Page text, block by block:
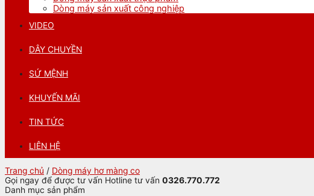
Dòng máy sản xuất công nghiệp
VIDEO
DÂY CHUYỀN
SỨ MỆNH
KHUYẾN MÃI
TIN TỨC
LIÊN HỆ
Trang chủ / Dòng máy hơ màng co
Gọi ngay để được tư vấn Hotline tư vấn 0326.770.772
Danh mục sản phẩm